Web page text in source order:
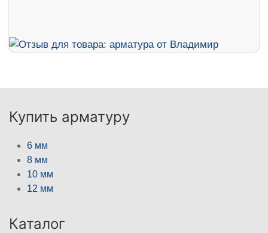
Купить арматуру
6 мм
8 мм
10 мм
12 мм
Каталог